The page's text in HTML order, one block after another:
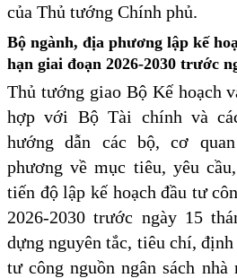
của Thủ tướng Chính phủ.
Bộ ngành, địa phương lập kế
hạn giai đoạn 2026-2030 trước
Thủ tướng giao Bộ Kế hoạch
hợp với Bộ Tài chính và
hướng dẫn các bộ, cơ
phương về mục tiêu, yêu
tiến độ lập kế hoạch đầu tư
2026-2030 trước ngày 15
dựng nguyên tắc, tiêu chí,
tư công nguồn ngân sách